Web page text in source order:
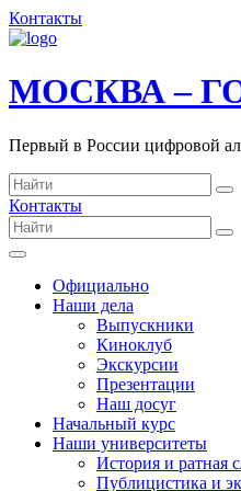
Контакты
МОСКВА –
Первый в России цифровой
Контакты
Официально
Наши дела
Выпускники
Киноклуб
Экскурсии
Презентации
Наш досуг
Начальный курс
Наши университеты
История и ратная
Публицистика и